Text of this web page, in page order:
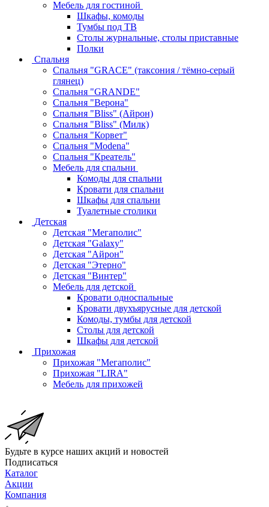
Мебель для гостиной
Шкафы, комоды
Тумбы под ТВ
Столы журнальные, столы приставные
Полки
Спальня
Спальня "GRACE" (таксония / тёмно-серый
глянец)
Спальня "GRANDE"
Спальня "Верона"
Спальня "Bliss" (Айрон)
Спальня "Bliss" (Милк)
Спальня "Корвет"
Спальня "Modena"
Спальня "Креатель"
Мебель для спальни
Комоды для спальни
Кровати для спальни
Шкафы для спальни
Туалетные столики
Детская
Детская "Мегаполис"
Детская "Galaxy"
Детская "Айрон"
Детская "Этерно"
Детская "Винтер"
Мебель для детской
Кровати односпальные
Кровати двухъярусные для детской
Комоды, тумбы для детской
Столы для детской
Шкафы для детской
Прихожая
Прихожая "Мегаполис"
Прихожая "LIRA"
Мебель для прихожей
Будьте в курсе наших акций и новостей
Подписаться
Каталог
Акции
Компания